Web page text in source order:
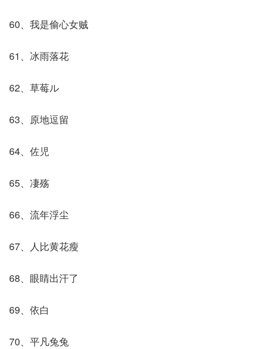
60、我是偷心女贼
61、冰雨落花
62、草莓ル
63、原地逗留
64、佐児
65、凄殇
66、流年浮尘
67、人比黄花瘦
68、眼睛出汗了
69、依白
70、平凡兔兔